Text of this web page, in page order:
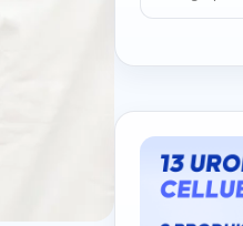
Czytaj dalej